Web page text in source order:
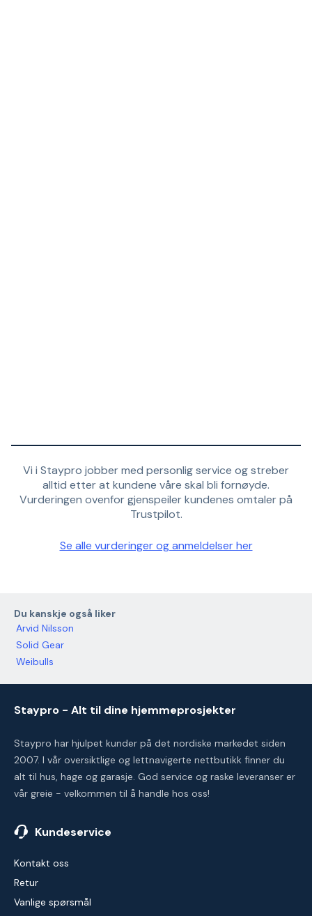
Vi i Staypro jobber med personlig service og streber
alltid etter at kundene våre skal bli fornøyde.
Vurderingen ovenfor gjenspeiler kundenes omtaler på
Trustpilot.
Se alle vurderinger og anmeldelser her
Du kanskje også liker
Arvid Nilsson
Solid Gear
Weibulls
Staypro - Alt til dine hjemmeprosjekter
Staypro har hjulpet kunder på det nordiske markedet siden
2007. I vår oversiktlige og lettnavigerte nettbutikk finner du
alt til hus, hage og garasje. God service og raske leveranser er
vår greie - velkommen til å handle hos oss!
Kundeservice
Kontakt oss
Retur
Vanlige spørsmål